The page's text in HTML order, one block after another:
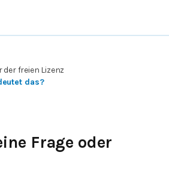
freien Lizenz
das?
Frage oder